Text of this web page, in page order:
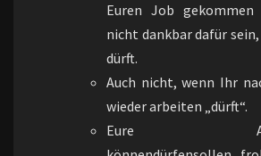
Euren Job
nicht dankbar dafür
dürft.
Auch nicht, wenn Ihr
wieder arbeiten „dürft“.
Eure